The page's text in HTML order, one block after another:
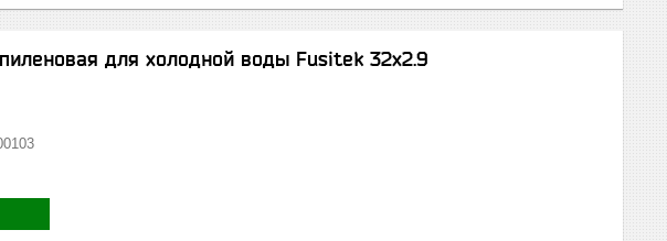
для холодной воды Fusitek 32х2.9